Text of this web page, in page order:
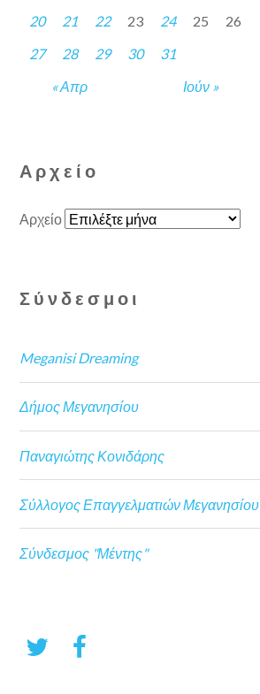
« Απρ Ιούν »
20
21 22 23 24 25
26
27
28 29 30 31
Αρχείο
Αρχείο
Σύνδεσμοι
Meganisi Dreaming
Δήμος Μεγανησίου
Παναγιώτης Κονιδάρης
Σύλλογος Επαγγελματιών Μεγανησίου
Σύνδεσμος "Μέντης"